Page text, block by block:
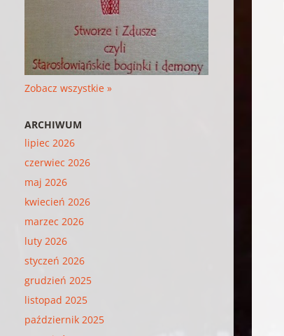
Zobacz wszystkie »
ARCHIWUM
lipiec 2026
czerwiec 2026
maj 2026
kwiecień 2026
marzec 2026
luty 2026
styczeń 2026
grudzień 2025
listopad 2025
październik 2025